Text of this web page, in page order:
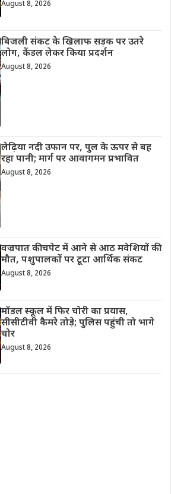
August 8, 2026
बिजली संकट के खिलाफ सड़क पर उतरे
लोग, कैंडल लेकर किया प्रदर्शन
August 8, 2026
लेढ़िया नदी उफान पर, पुल के ऊपर से बह
रहा पानी; मार्ग पर आवागमन प्रभावित
August 8, 2026
वज्रपात की चपेट में आने से आठ मवेशियों की
मौत, पशुपालकों पर टूटा आर्थिक संकट
August 8, 2026
मॉडल स्कूल में फिर चोरी का प्रयास,
सीसीटीवी कैमरे तोड़े; पुलिस पहुंची तो भागे
चोर
August 8, 2026